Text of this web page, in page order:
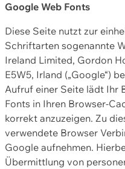
Google Web Fonts
Diese Seite nutzt zur
Schriftarten sogenannte
Ireland Limited, Gordon
E5W5, Irland („Google“)
Aufruf einer Seite lädt Ihr
Fonts in Ihren Browser-
korrekt anzuzeigen. Zu
verwendete Browser
Google aufnehmen.
Übermittlung von